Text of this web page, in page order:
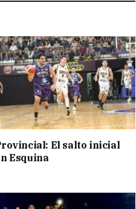
El salto inicial
Esquina